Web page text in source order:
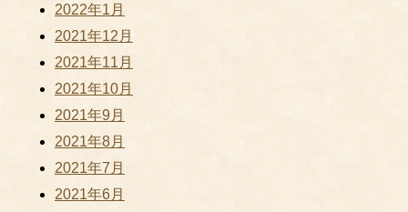
2022年1月
2021年12月
2021年11月
2021年10月
2021年9月
2021年8月
2021年7月
2021年6月